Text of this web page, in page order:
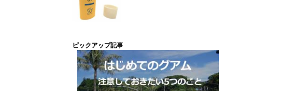
ピックアップ記事